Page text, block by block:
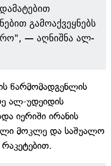
გამოაქვეყნებს
— აღნიშნა ალ-
წარმომადგენლის
ალ-უდეიდის
იერიში ირანის
მოკლე და საშუალო